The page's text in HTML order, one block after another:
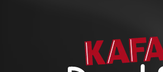
Bedia İle